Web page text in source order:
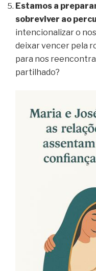
Estamos a
sobreviver ao
intencionalizar o
deixar vencer pela
para nos
partilhado?